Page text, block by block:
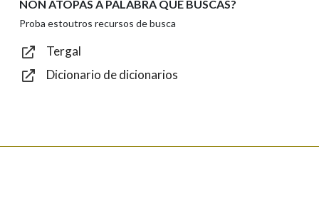
Enviar
NON ATOPAS A PALABRA QUE BUSCAS?
Proba estoutros recursos de busca
Tergal
Dicionario de dicionarios